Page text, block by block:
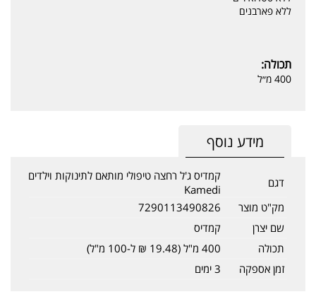
ללא פארבנים
תכולה:
400 מ״ל
מידע נוסף
דגם
קמדיס ג'ל רחצה טיפולי מותאם לתינוקות וילדים
Kamedi
מק"ט מוצר
7290113490826
שם יצרן
קמדיס
תכולה
400 מ"ל (19.48 ₪ ל-100 מ"ל)
זמן אספקה
3 ימים